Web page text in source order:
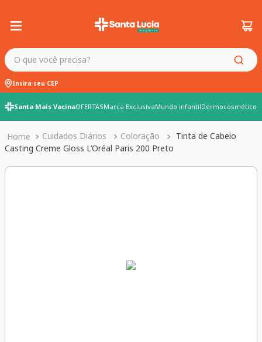
O que você precisa?
Insira seu CEP
Santa Mais VacinaOFERTASMarca ExclusivaMundo infantilDermocosméticos
Cuidados Diários Coloração
Tinta de Cabelo
Casting Creme Gloss L’Oréal Paris 200 Preto